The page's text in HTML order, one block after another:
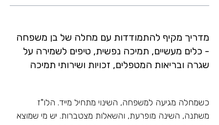
מדריך מקיף להתמודדות עם מחלה של בן משפחה
- כלים מעשיים, תמיכה נפשית, טיפים לשמירה על
שגרה ובריאות המטפלים, זכויות ושירותי תמיכה
כשמחלה מגיעה למשפחה, השינוי מתחיל מייד. הלו"ז
משתנה, השינה מופרעת, והשאלות מצטברות. יש מי שמוצא